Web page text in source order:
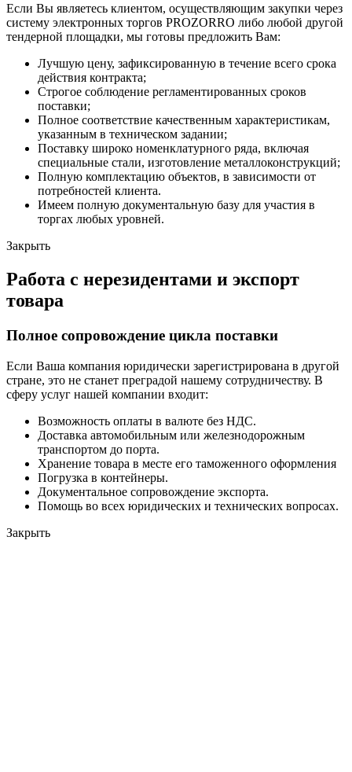
Если Вы являетесь клиентом, осуществляющим закупки через
систему электронных торгов PROZORRO либо любой другой
тендерной площадки, мы готовы предложить Вам:
Лучшую цену, зафиксированную в течение всего срока
действия контракта;
Строгое соблюдение регламентированных сроков
поставки;
Полное соответствие качественным характеристикам,
указанным в техническом задании;
Поставку широко номенклатурного ряда, включая
специальные стали, изготовление металлоконструкций;
Полную комплектацию объектов, в зависимости от
потребностей клиента.
Имеем полную документальную базу для участия в
торгах любых уровней.
Закрыть
Работа с нерезидентами и экспорт
товара
Полное сопровождение цикла поставки
Если Ваша компания юридически зарегистрирована в другой
стране, это не станет преградой нашему сотрудничеству. В
сферу услуг нашей компании входит:
Возможность оплаты в валюте без НДС.
Доставка автомобильным или железнодорожным
транспортом до порта.
Хранение товара в месте его таможенного оформления
Погрузка в контейнеры.
Документальное сопровождение экспорта.
Помощь во всех юридических и технических вопросах.
Закрыть